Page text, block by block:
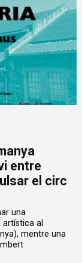
entre
el circ
una
al
mentre una